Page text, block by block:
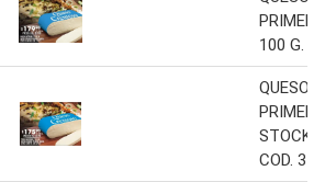
100 G.
QUESO
STOCK
COD.